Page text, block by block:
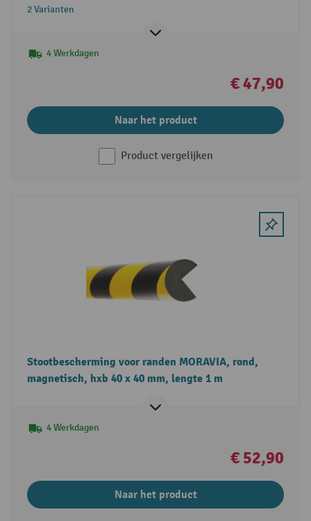
1- 5 m
2 Varianten
4 Werkdagen
€ 47,90
Naar het product
Product vergelijken
Stootbescherming voor randen MORAVIA, rond,
magnetisch, hxb 40 x 40 mm, lengte 1 m
4 Werkdagen
€ 52,90
Naar het product